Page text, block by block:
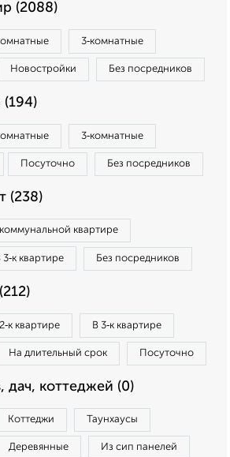
(2088)
3‑комнатные
Новостройки Без посредников
(194)
3‑комнатные
Посуточно Без посредников
(238)
квартире
3‑к квартире Без посредников
квартире В 3‑к квартире
На длительный срок Посуточно
дач, коттеджей (0)
Коттеджи Таунхаусы
Деревянные Из сип панелей